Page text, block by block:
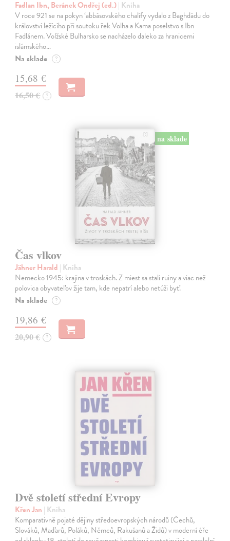
Fadlan Ibn, Beránek Ondřej (ed.)| Kniha
V roce 921 se na pokyn ‘abbásovského chalífy vydalo z Baghdádu do
království ležícího při soutoku řek Volha a Kama poselstvo s Ibn
Fadlánem. Volžské Bulharsko se nacházelo daleko za hranicemi
islámského…
Na sklade ?
15,68 €
16,50 € ?
na sklade
Čas vlkov
Jähner Harald | Kniha
Nemecko 1945: krajina v troskách. Z miest sa stali ruiny a viac než
polovica obyvateľov žije tam, kde nepatrí alebo netúži byť.
Na sklade ?
19,86 €
20,90 € ?
Dvě století střední Evropy
Křen Jan | Kniha
Komparativně pojaté dějiny středoevropských národů (Čechů,
Slováků, Maďarů, Poláků, Němců, Rakušanů a Židů) v moderní éře